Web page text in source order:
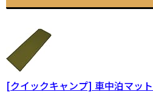
[クイックキャンプ] 車中泊マッ